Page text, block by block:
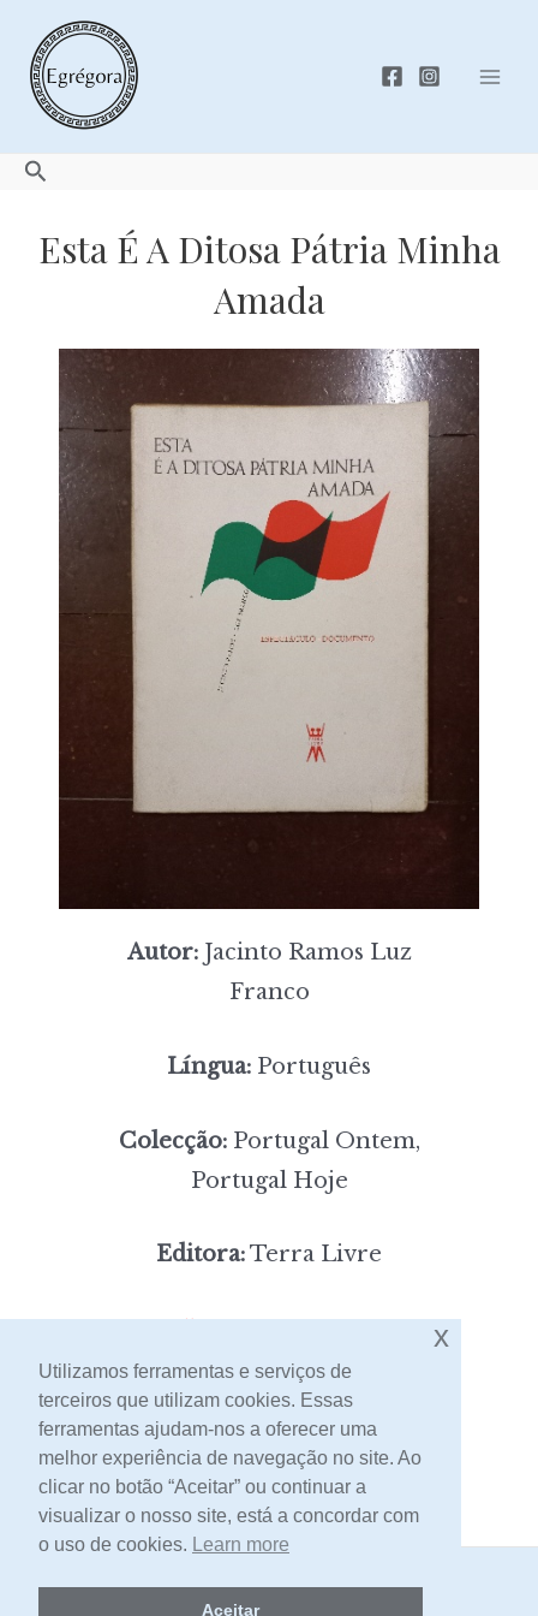
content
Search
Esta É A Ditosa Pátria Minha
Amada
Autor:Jacinto Ramos Luz
Franco
Língua: Português
Colecção:Portugal Ontem,
Portugal Hoje
Editora:Terra Livre
[portes incluídos]
Contacto
2026 -Livraria Egrégora
Utilizamos ferramentas e serviços de
terceiros que utilizam cookies. Essas
ferramentas ajudam-nos a oferecer uma
melhor experiência de navegação no site. Ao
clicar no botão “Aceitar” ou continuar a
visualizar o nosso site, está a concordar com
o uso de cookies. Learn more
Aceitar
x